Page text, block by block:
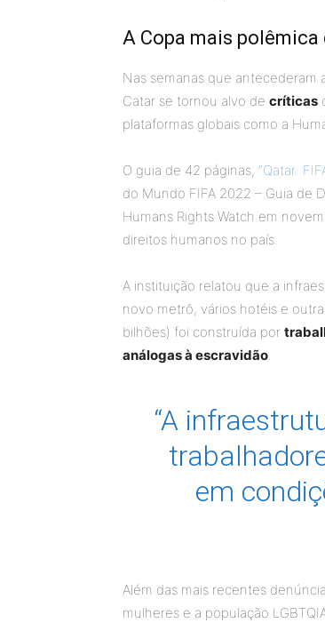
A Copa mais polêmica
Nas semanas que antecederam
Catar se tornou alvo de críticas
plataformas globais como a
O guia de 42 páginas, “Qatar:
do Mundo FIFA 2022 – Guia de
Humans Rights Watch em
direitos humanos no país.
A instituição relatou que a
novo metrô, vários hotéis e
bilhões) foi construída por
análogas à escravidão.
“A
em
Além das mais recentes
mulheres e a população